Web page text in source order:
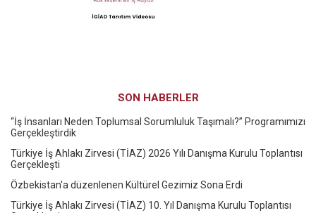
SON HABERLER
“İş İnsanları Neden Toplumsal Sorumluluk Taşımalı?” Programımızı
Gerçekleştirdik
Türkiye İş Ahlakı Zirvesi (TİAZ) 2026 Yılı Danışma Kurulu Toplantısı
Gerçekleşti
Özbekistan'a düzenlenen Kültürel Gezimiz Sona Erdi
Türkiye İş Ahlakı Zirvesi (TİAZ) 10. Yıl Danışma Kurulu Toplantısı